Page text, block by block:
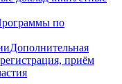
по
Дополнительная
приём